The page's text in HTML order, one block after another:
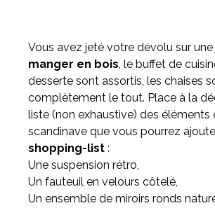
Vous avez jeté votre dévolu sur une
manger en bois, le buffet de
desserte sont assortis, les chaises
complètement le tout. Place à la
liste (non exhaustive) des éléments
scandinave que vous pourrez
shopping-list :
Une suspension rétro,
Un fauteuil en velours côtelé,
Un ensemble de miroirs ronds